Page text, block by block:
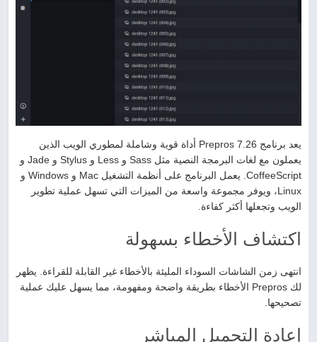
يعد برنامج Prepros 7.26 أداة قوية وشاملة لمطوري الويب الذين
يعملون مع لغات البرمجة النصية مثل Sass و Less و Stylus و Jade و
CoffeeScript. يعمل البرنامج على أنظمة التشغيل Mac و Windows و
Linux، ويوفر مجموعة واسعة من الميزات التي تسهل عملية تطوير
الويب وتجعلها أكثر كفاءة.
اكتشاف الأخطاء بسهولة
انتهى زمن الشاشات السوداء المليئة بالأخطاء غير القابلة للقراءة. يظهر
لك Prepros الأخطاء بطريقة واضحة ومفهومة، مما يسهل عليك عملية
تصحيحها.
إعادة التحميل المباشر